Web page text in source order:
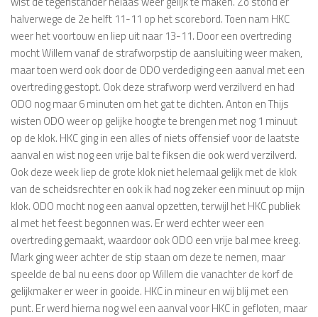
halverwege de 2e helft 11-11 op het scorebord. Toen nam HKC
weer het voortouw en liep uit naar 13-11. Door een overtreding
mocht Willem vanaf de strafworpstip de aansluiting weer maken,
maar toen werd ook door de ODO verdediging een aanval met een
overtreding gestopt. Ook deze strafworp werd verzilverd en had
ODO nog maar 6 minuten om het gat te dichten. Anton en Thijs
wisten ODO weer op gelijke hoogte te brengen met nog 1 minuut
op de klok. HKC ging in een alles of niets offensief voor de laatste
aanval en wist nog een vrije bal te fiksen die ook werd verzilverd.
Ook deze week liep de grote klok niet helemaal gelijk met de klok
van de scheidsrechter en ook ik had nog zeker een minuut op mijn
klok. ODO mocht nog een aanval opzetten, terwijl het HKC publiek
al met het feest begonnen was. Er werd echter weer een
overtreding gemaakt, waardoor ook ODO een vrije bal mee kreeg.
Mark ging weer achter de stip staan om deze te nemen, maar
speelde de bal nu eens door op Willem die vanachter de korf de
gelijkmaker er weer in gooide. HKC in mineur en wij blij met een
punt. Er werd hierna nog wel een aanval voor HKC in gefloten, maar